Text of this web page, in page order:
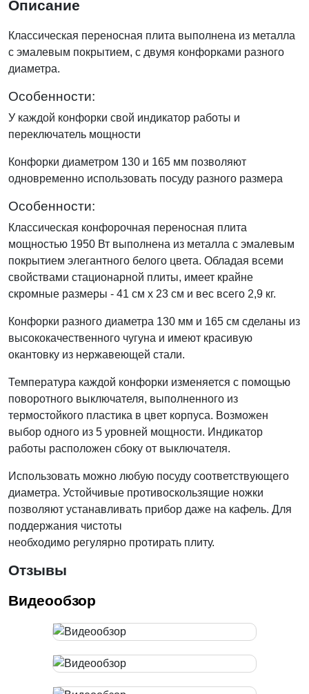
Описание
Классическая переносная плита выполнена из металла
с эмалевым покрытием, с двумя конфорками разного
диаметра.
Особенности:
У каждой конфорки свой индикатор работы и
переключатель мощности
Конфорки диаметром 130 и 165 мм позволяют
одновременно использовать посуду разного размера
Особенности:
Классическая конфорочная переносная плита
мощностью 1950 Вт выполнена из металла с эмалевым
покрытием элегантного белого цвета. Обладая всеми
свойствами стационарной плиты, имеет крайне
скромные размеры - 41 см х 23 см и вес всего 2,9 кг.
Конфорки разного диаметра 130 мм и 165 см сделаны из
высококачественного чугуна и имеют красивую
окантовку из нержавеющей стали.
Температура каждой конфорки изменяется с помощью
поворотного выключателя, выполненного из
термостойкого пластика в цвет корпуса. Возможен
выбор одного из 5 уровней мощности. Индикатор
работы расположен сбоку от выключателя.
Использовать можно любую посуду соответствующего
диаметра. Устойчивые противоскользящие ножки
позволяют устанавливать прибор даже на кафель. Для
поддержания чистоты
необходимо регулярно протирать плиту.
Отзывы
Видеообзор